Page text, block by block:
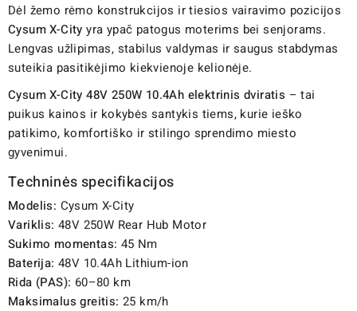
Dėl žemo rėmo konstrukcijos ir tiesios vairavimo pozicijos
Cysum X-City yra ypač patogus moterims bei senjorams.
Lengvas užlipimas, stabilus valdymas ir saugus stabdymas
suteikia pasitikėjimo kiekvienoje kelionėje.
Cysum X-City 48V 250W 10.4Ah elektrinis dviratis – tai
puikus kainos ir kokybės santykis tiems, kurie ieško
patikimo, komfortiško ir stilingo sprendimo miesto
gyvenimui.
Techninės specifikacijos
Modelis: Cysum X-City
Variklis: 48V 250W Rear Hub Motor
Sukimo momentas: 45 Nm
Baterija: 48V 10.4Ah Lithium-ion
Rida (PAS): 60–80 km
Maksimalus greitis: 25 km/h